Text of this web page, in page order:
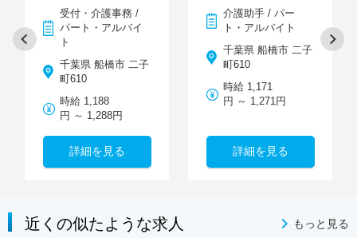
受付・介護事務 /
パート・アルバイ
ト
千葉県 船橋市 二子
町610
時給 1,188
円 ～ 1,288円
詳細を見る
介護助手 / パー
ト・アルバイト
千葉県 船橋市 二子
町610
時給 1,171
円 ～ 1,271円
詳細を見る
近くの似たような求人 もっと見る